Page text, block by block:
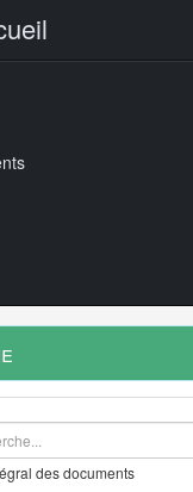
des documents